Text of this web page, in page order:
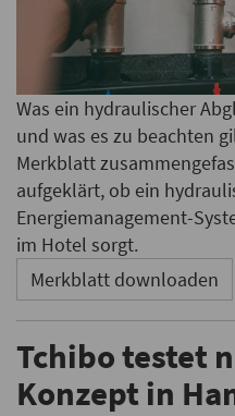
Was ein hydraulischer
und was es zu beachten
Merkblatt
aufgeklärt, ob ein
Energiemanagement-
im Hotel sorgt.
Merkblatt downloaden
Tchibo testet
Konzept in